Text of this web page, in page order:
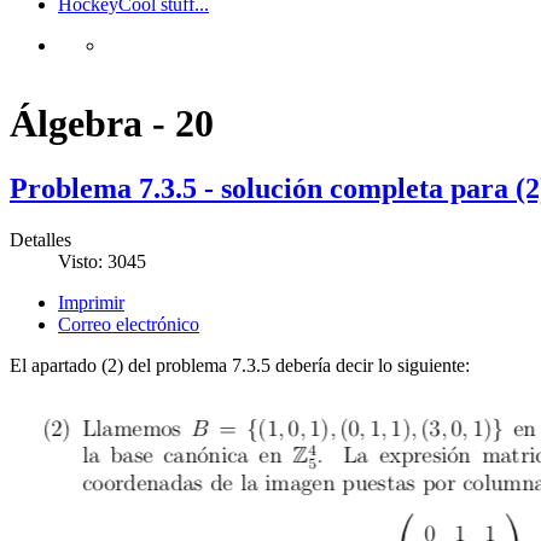
Álgebra - 20
Problema 7.3.5 - solución completa para
Detalles
Visto: 3045
Imprimir
Correo electrónico
El apartado (2) del problema 7.3.5 debería decir lo siguiente: